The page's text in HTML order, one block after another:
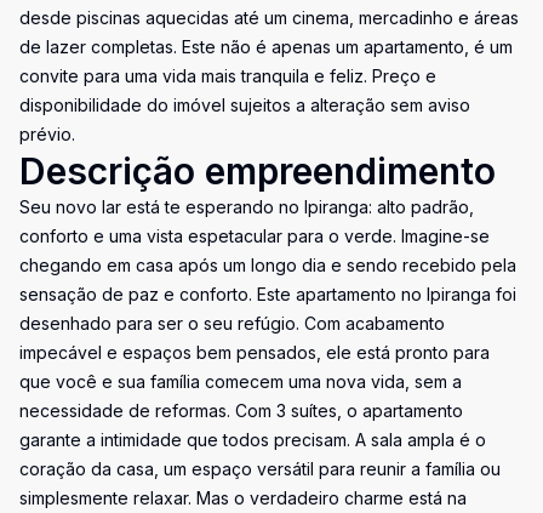
desde piscinas aquecidas até um cinema, mercadinho e áreas
de lazer completas. Este não é apenas um apartamento, é um
convite para uma vida mais tranquila e feliz. Preço e
disponibilidade do imóvel sujeitos a alteração sem aviso
prévio.
Descrição empreendimento
Seu novo lar está te esperando no Ipiranga: alto padrão,
conforto e uma vista espetacular para o verde. Imagine-se
chegando em casa após um longo dia e sendo recebido pela
sensação de paz e conforto. Este apartamento no Ipiranga foi
desenhado para ser o seu refúgio. Com acabamento
impecável e espaços bem pensados, ele está pronto para
que você e sua família comecem uma nova vida, sem a
necessidade de reformas. Com 3 suítes, o apartamento
garante a intimidade que todos precisam. A sala ampla é o
coração da casa, um espaço versátil para reunir a família ou
simplesmente relaxar. Mas o verdadeiro charme está na